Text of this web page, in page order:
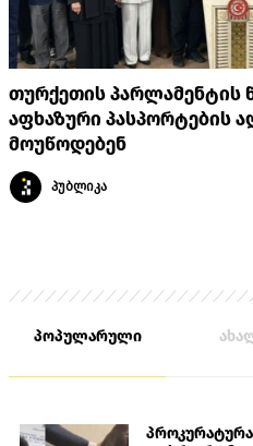
თურქეთის პარლამენტის
აფხაზური პასპორტების
მოუწოდებენ
პუბლიკა
პოპულარული